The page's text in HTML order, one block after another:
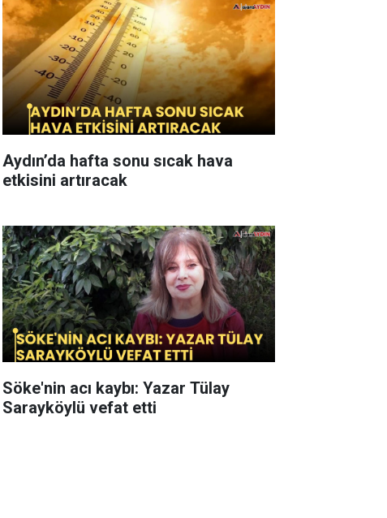
Aydın’da hafta sonu sıcak hava
etkisini artıracak
Söke'nin acı kaybı: Yazar Tülay
Sarayköylü vefat etti